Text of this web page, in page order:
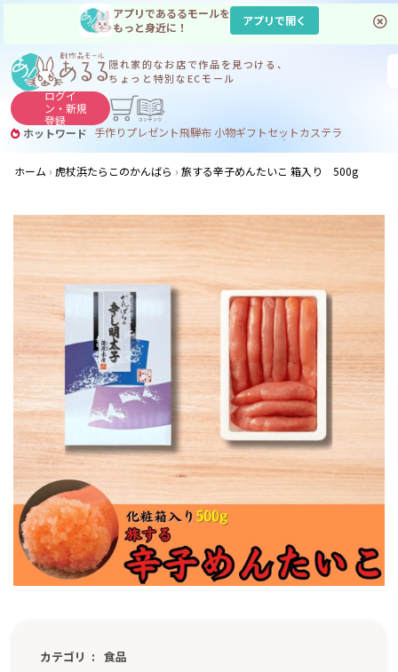
アプリであるるモールを
もっと身近に！
アプリで開く
隠れ家的なお店で作品を見つける、
ちょっと特別なECモール
ログイ
ン・新規
登録
ホットワード 手作りプレゼント飛騨布 小物ギフトセットカステラ
サヌカイト コーヒー
ジンギスカン
ホーム
虎杖浜たらこのかんばら 旅する辛子めんたいこ 箱入り 500g
カテゴリ 食品